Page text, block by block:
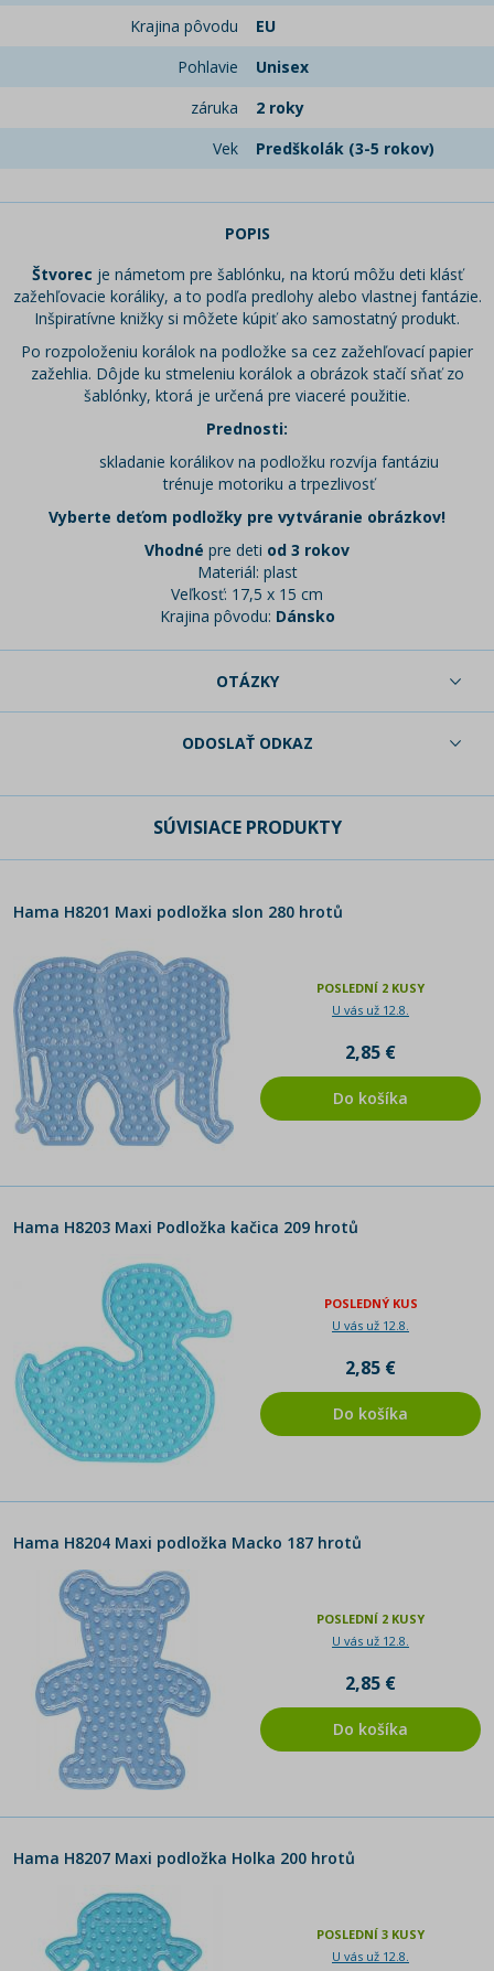
Krajina pôvodu
EU
Pohlavie
Unisex
záruka
2 roky
Vek
Predškolák (3-5 rokov)
POPIS
Štvorec je námetom pre šablónku, na ktorú môžu deti klásť
zažehľovacie koráliky, a to podľa predlohy alebo vlastnej fantázie.
Inšpiratívne knižky si môžete kúpiť ako samostatný produkt.
Po rozpoloženiu korálok na podložke sa cez zažehľovací papier
zažehlia. Dôjde ku stmeleniu korálok a obrázok stačí sňať zo
šablónky, ktorá je určená pre viaceré použitie.
Prednosti:
skladanie korálikov na podložku rozvíja fantáziu
trénuje motoriku a trpezlivosť
Vyberte deťom podložky pre vytváranie obrázkov!
Vhodné pre deti od 3 rokov
Materiál: plast
Veľkosť: 17,5 x 15 cm
Krajina pôvodu: Dánsko
OTÁZKY
ODOSLAŤ ODKAZ
SÚVISIACE PRODUKTY
Hama H8201 Maxi podložka slon 280 hrotů
POSLEDNÍ 2 KUSY
U vás už 12.8.
2,85 €
Do košíka
Hama H8203 Maxi Podložka kačica 209 hrotů
POSLEDNÝ KUS
U vás už 12.8.
2,85 €
Do košíka
Hama H8204 Maxi podložka Macko 187 hrotů
POSLEDNÍ 2 KUSY
U vás už 12.8.
2,85 €
Do košíka
Hama H8207 Maxi podložka Holka 200 hrotů
POSLEDNÍ 3 KUSY
U vás už 12.8.